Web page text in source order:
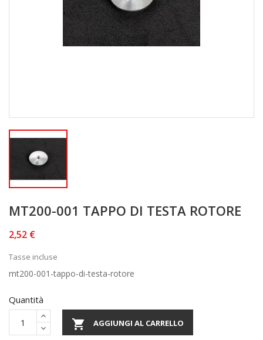
MT200-001 TAPPO DI TESTA ROTORE
2,52 €
Tasse incluse
mt200-001-tappo-di-testa-rotore
Quantità
 AGGIUNGI AL CARRELLO